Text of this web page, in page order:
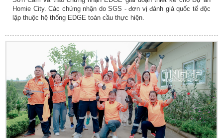
Homie City. Các chứng nhận do SGS - đơn vị đánh giá quốc tế độc
lập thuộc hệ thống EDGE toàn cầu thực hiện.